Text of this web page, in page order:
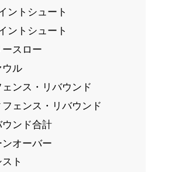
ントシュート
ントシュート
スロー
ル
ンス・リバウンド
ェンス・リバウンド
ウンド合計
ンオーバー
ト